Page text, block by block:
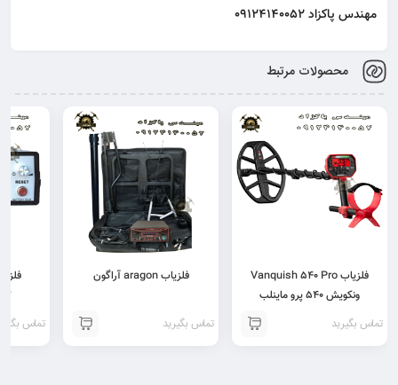
مهندس پاکزاد 09124140052
محصولات مرتبط
فلزیاب Vanquish 540 Pro
ونکویش 540 پرو ماینلب
تماس بگیرید
فلزیاب aragon آراگون
تماس بگیرید تماس